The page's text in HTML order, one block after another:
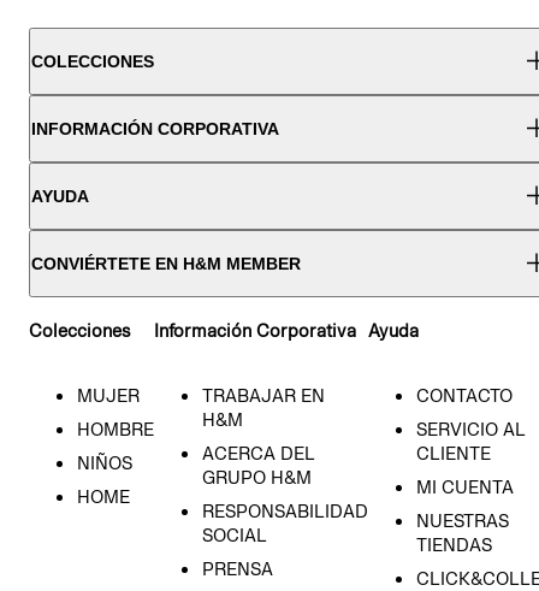
COLECCIONES
INFORMACIÓN CORPORATIVA
AYUDA
CONVIÉRTETE EN H&M MEMBER
Colecciones
MUJER
HOMBRE
NIÑOS
HOME
Información Corporativa
TRABAJAR EN
H&M
ACERCA DEL
GRUPO H&M
RESPONSABILIDAD
SOCIAL
PRENSA
Ayuda
CONTACTO
SERVICIO AL
CLIENTE
MI CUENTA
NUESTRAS
TIENDAS